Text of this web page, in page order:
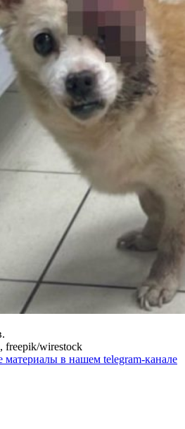
wirestock
материалы в нашем telegram-канале